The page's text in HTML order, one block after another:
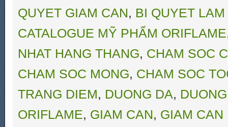
QUYET GIAM CAN, BI QUYET
CATALOGUE MỸ PHẨM ORIFLAME
NHAT HANG THANG, CHAM SOC
CHAM SOC MONG, CHAM SOC
TRANG DIEM, DUONG DA,
ORIFLAME, GIAM CAN, GIAM CAN